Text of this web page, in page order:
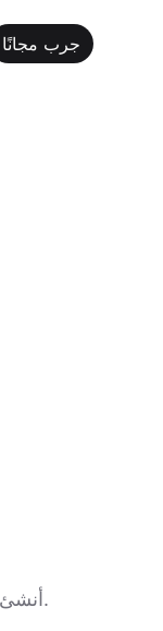
جرب مجانًا
أنشئ نماذج تسجيل مسابقات الوسائط الاجتماعية الجذابة بسرعة باستخدام الذكاء الاصطناعي — عزز المشاركات، زِد التفاعل، وسهّل جمع بيانات المشاركين.